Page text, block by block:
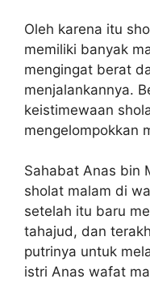
Oleh karena itu
memiliki banyak
mengingat berat
menjalankannya.
keistimewaan
mengelompokkan
Sahabat Anas bin
sholat malam di
setelah itu baru
tahajud, dan
putrinya untuk
istri Anas wafat